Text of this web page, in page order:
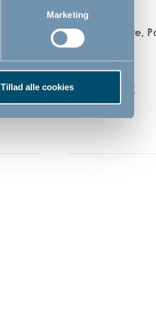
Marketing
Tillad alle cookies
Bébé-jou potte,
119,00 DKK